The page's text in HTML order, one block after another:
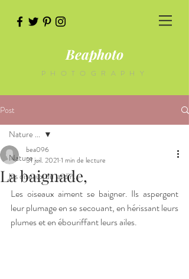
Beaphoto
PHOTOGRAPHY
Post
Nature ...
les oiseaux du jardin...
Nature ...
La baignade,
bea096
31 juil. 2021 1 min de lecture
Les oiseaux aiment se baigner. Ils aspergent
leur plumage en se secouant, en hérissant leurs
plumes et en ébouriffant leurs ailes.